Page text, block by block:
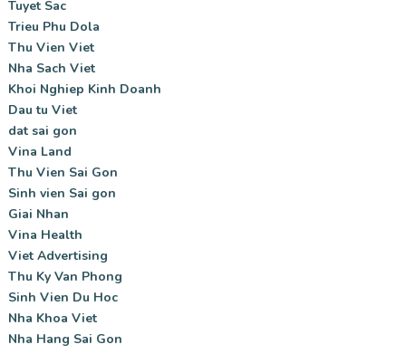
Tuyet Sac
Trieu Phu Dola
Thu Vien Viet
Nha Sach Viet
Khoi Nghiep Kinh Doanh
Dau tu Viet
dat sai gon
Vina Land
Thu Vien Sai Gon
Sinh vien Sai gon
Giai Nhan
Vina Health
Viet Advertising
Thu Ky Van Phong
Sinh Vien Du Hoc
Nha Khoa Viet
Nha Hang Sai Gon